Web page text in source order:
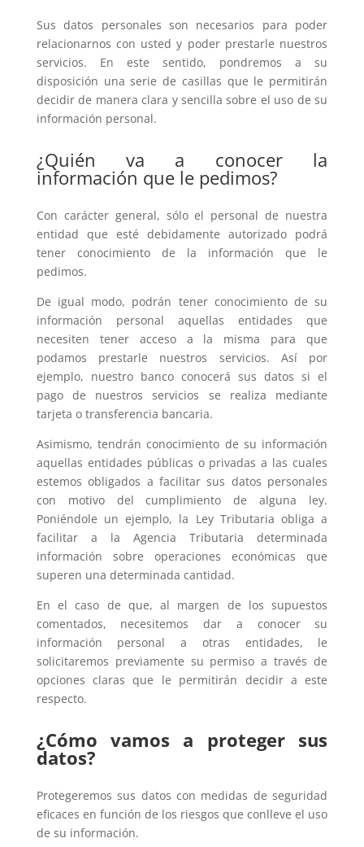
Sus datos personales son necesarios para poder
relacionarnos con usted y poder prestarle nuestros
servicios. En este sentido, pondremos a su
disposición una serie de casillas que le permitirán
decidir de manera clara y sencilla sobre el uso de su
información personal.
¿Quién va a conocer la
información que le pedimos?
Con carácter general, sólo el personal de nuestra
entidad que esté debidamente autorizado podrá
tener conocimiento de la información que le
pedimos.
De igual modo, podrán tener conocimiento de su
información personal aquellas entidades que
necesiten tener acceso a la misma para que
podamos prestarle nuestros servicios. Así por
ejemplo, nuestro banco conocerá sus datos si el
pago de nuestros servicios se realiza mediante
tarjeta o transferencia bancaria.
Asimismo, tendrán conocimiento de su información
aquellas entidades públicas o privadas a las cuales
estemos obligados a facilitar sus datos personales
con motivo del cumplimiento de alguna ley.
Poniéndole un ejemplo, la Ley Tributaria obliga a
facilitar a la Agencia Tributaria determinada
información sobre operaciones económicas que
superen una determinada cantidad.
En el caso de que, al margen de los supuestos
comentados, necesitemos dar a conocer su
información personal a otras entidades, le
solicitaremos previamente su permiso a través de
opciones claras que le permitirán decidir a este
respecto.
¿Cómo vamos a proteger sus
datos?
Protegeremos sus datos con medidas de seguridad
eficaces en función de los riesgos que conlleve el uso
de su información.